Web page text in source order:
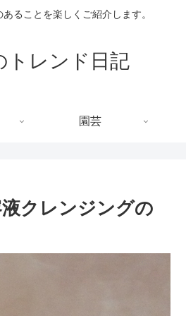
ることを楽しくご紹介します。
トレンド日記
園芸
クレンジングの